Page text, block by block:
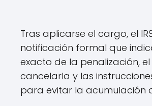
Tras aplicarse el cargo, el
notificación formal que
exacto de la penalización,
cancelarla y las
para evitar la acumulación